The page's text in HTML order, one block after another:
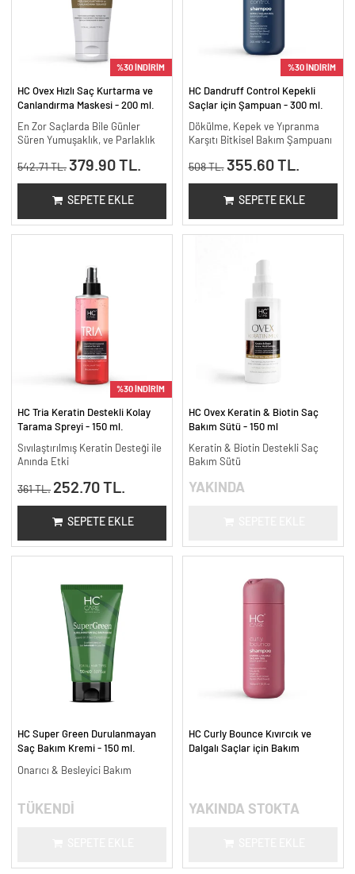
%30 İNDİRİM
HC Ovex Hızlı Saç Kurtarma ve
Canlandırma Maskesi - 200 ml.
En Zor Saçlarda Bile Günler
Süren Yumuşaklık, ve Parlaklık
542.71 TL. 379.90 TL.
SEPETE EKLE
%30 İNDİRİM
HC Dandruff Control Kepekli
Saçlar için Şampuan - 300 ml.
Dökülme, Kepek ve Yıpranma
Karşıtı Bitkisel Bakım Şampuanı
508 TL. 355.60 TL.
SEPETE EKLE
%30 İNDİRİM
HC Tria Keratin Destekli Kolay
Tarama Spreyi - 150 ml.
Sıvılaştırılmış Keratin Desteği ile
Anında Etki
361 TL. 252.70 TL.
SEPETE EKLE
HC Ovex Keratin & Biotin Saç
Bakım Sütü - 150 ml
Keratin & Biotin Destekli Saç
Bakım Sütü
YAKINDA
HC Super Green Durulanmayan
Saç Bakım Kremi - 150 ml.
Onarıcı & Besleyici Bakım
TÜKENDİ
HC Curly Bounce Kıvırcık ve
Dalgalı Saçlar için Bakım
YAKINDA STOKTA